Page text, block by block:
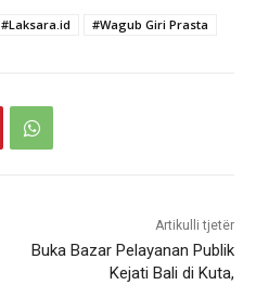
#Laksara.id #Wagub Giri Prasta
Artikulli tjetër
Buka Bazar Pelayanan Publik
Kejati Bali di Kuta,